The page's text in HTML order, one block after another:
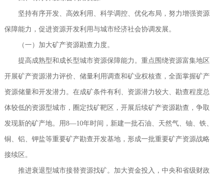
坚持有序开发、高效利用、科学调控、优化布局，努力增强资源
保障能力，促进资源开发利用与城市经济社会协调发展。
（一）加大矿产资源勘查力度。
提高成熟型和成长型城市资源保障能力。重点围绕资源富集地区
开展矿产资源潜力评价、储量利用调查和矿业权核查，全面掌握矿产
资源储量和开发潜力。在成矿条件有利、资源潜力较大、勘查程度总
体较低的资源型城市，圈定找矿靶区，开展后续矿产资源勘查，争取
发现新的矿产地。用8—10年时间，新建一批石油、天然气、铀、铁、
铜、铝、钾盐等重要矿产勘查开发基地，形成一批重要矿产资源战略
接续区。
推进衰退型城市接替资源找矿。加大资金投入，中央和省级财政